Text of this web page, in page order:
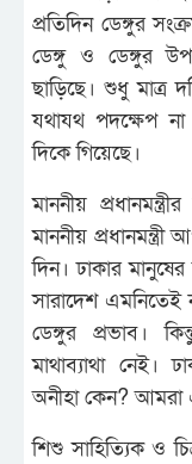
প্রতিদিন ডেঙ্গুর
ডেঙ্গু ও ডেঙ্গুর
ছাড়িছে। শুধু মাত্র
যথাযথ পদক্ষেপ না
দিকে গিয়েছে।
মাননীয়
মাননীয়
দিন। ঢাকার
সারাদেশ
ডেঙ্গুর প্রভাব।
মাথাব্যাথা নেই।
অনীহা কেন? আমরা
শিশু সাহিত্যিক ও